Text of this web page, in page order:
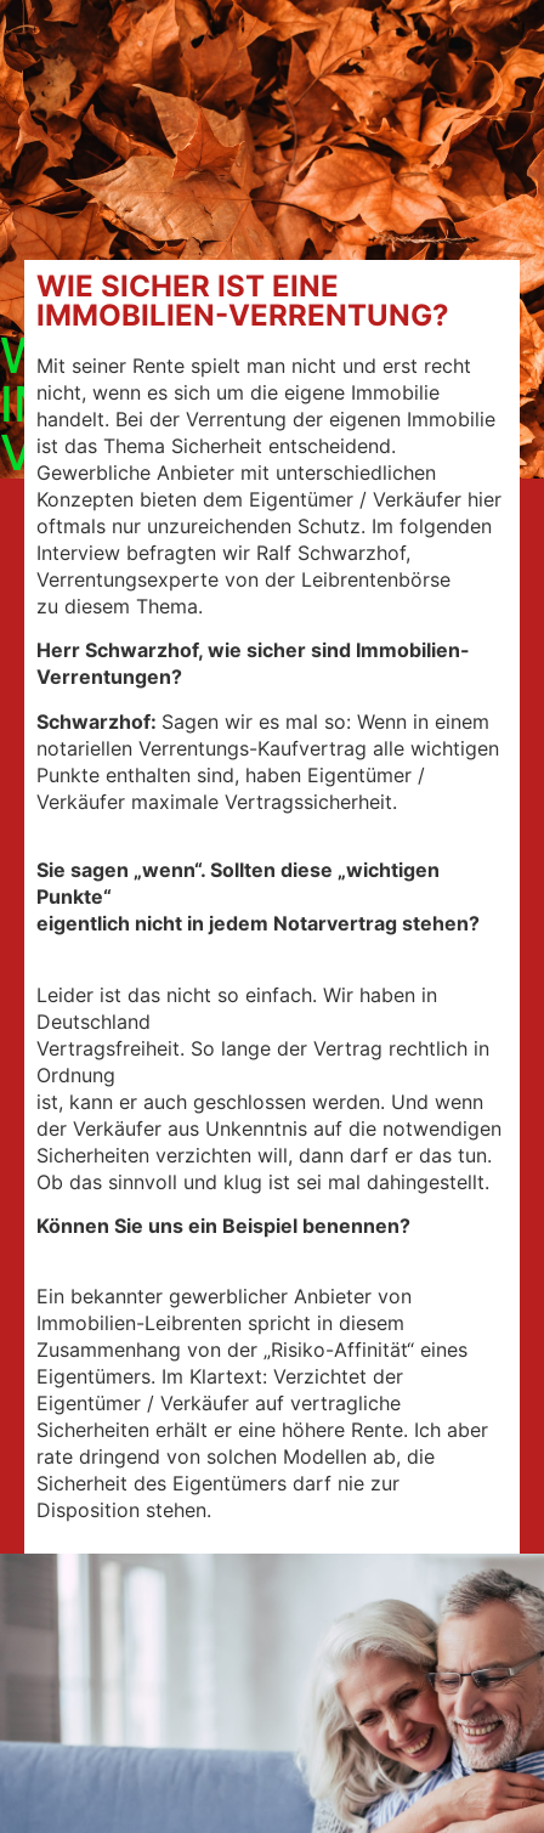
WIE SICHER IST EINE
IMMOBILIEN-
VERRENTUNG?
WIE SICHER IST EINE
IMMOBILIEN-VERRENTUNG?
Mit seiner Rente spielt man nicht und erst recht
nicht, wenn es sich um die eigene Immobilie
handelt. Bei der Verrentung der eigenen Immobilie
ist das Thema Sicherheit entscheidend.
Gewerbliche Anbieter mit unterschiedlichen
Konzepten bieten dem Eigentümer / Verkäufer hier
oftmals nur unzureichenden Schutz. Im folgenden
Interview befragten wir Ralf Schwarzhof,
Verrentungsexperte von der Leibrentenbörse
zu diesem Thema.
Herr Schwarzhof, wie sicher sind Immobilien-
Verrentungen?
Schwarzhof: Sagen wir es mal so: Wenn in einem
notariellen Verrentungs-Kaufvertrag alle wichtigen
Punkte enthalten sind, haben Eigentümer /
Verkäufer maximale Vertragssicherheit.
Sie sagen „wenn“. Sollten diese „wichtigen
Punkte“
eigentlich nicht in jedem Notarvertrag stehen?
Leider ist das nicht so einfach. Wir haben in
Deutschland
Vertragsfreiheit. So lange der Vertrag rechtlich in
Ordnung
ist, kann er auch geschlossen werden. Und wenn
der Verkäufer aus Unkenntnis auf die notwendigen
Sicherheiten verzichten will, dann darf er das tun.
Ob das sinnvoll und klug ist sei mal dahingestellt.
Können Sie uns ein Beispiel benennen?
Ein bekannter gewerblicher Anbieter von
Immobilien-Leibrenten spricht in diesem
Zusammenhang von der „Risiko-Affinität“ eines
Eigentümers. Im Klartext: Verzichtet der
Eigentümer / Verkäufer auf vertragliche
Sicherheiten erhält er eine höhere Rente. Ich aber
rate dringend von solchen Modellen ab, die
Sicherheit des Eigentümers darf nie zur
Disposition stehen.